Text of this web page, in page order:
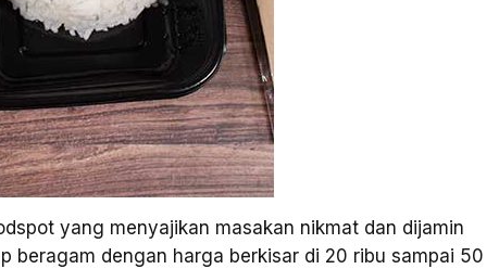
yang menyajikan masakan nikmat dan dijamin
beragam dengan harga berkisar di 20 ribu sampai 50